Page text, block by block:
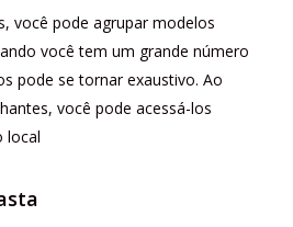
você pode agrupar modelos
você tem um grande número
pode se tornar exaustivo. Ao
você pode acessá-los
local